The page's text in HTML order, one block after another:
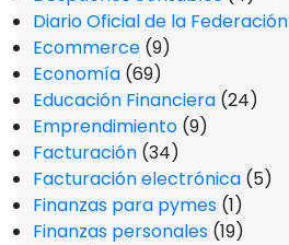
Diario Oficial de la Federación
Ecommerce (9)
Economía (69)
Educación Financiera (24)
Emprendimiento (9)
Facturación (34)
Facturación electrónica (5)
Finanzas para pymes (1)
Finanzas personales (19)